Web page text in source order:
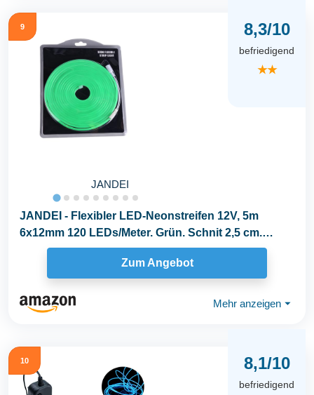
9
JANDEI
8,3/10
befriedigend
★★
JANDEI - Flexibler LED-Neonstreifen 12V, 5m
6x12mm 120 LEDs/Meter. Grün. Schnit 2,5 cm.
Dekoration...
Zum Angebot
Mehr anzeigen ⏷
10 8,1/10
befriedigend